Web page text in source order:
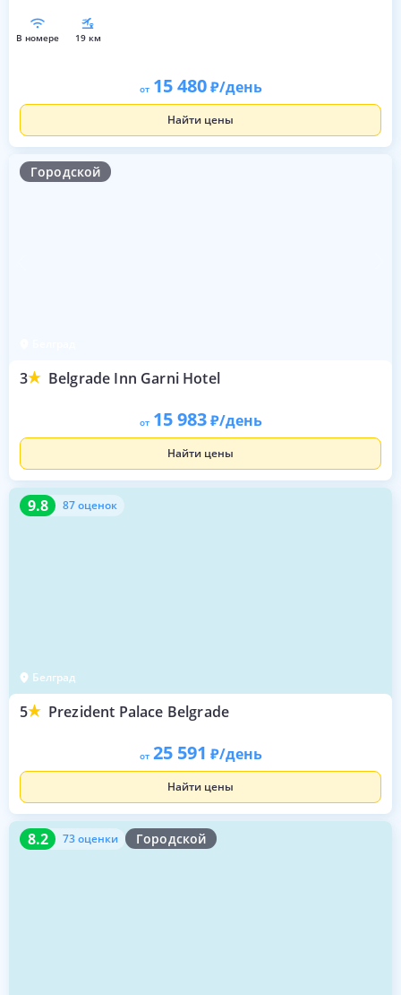
в номере 19 км
от 15 480 /день
Найти цены
Городской
3 Belgrade Inn Garni Hotel
от 15 983 /день
Найти цены
9.8 87 оценок
Белград
5 Prezident Palace Belgrade
9.8 87 оценок
от 25 591 /день
Найти цены
8.2 73 оценки Городской
8.2 73 оценки